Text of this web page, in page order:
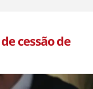
cessão de